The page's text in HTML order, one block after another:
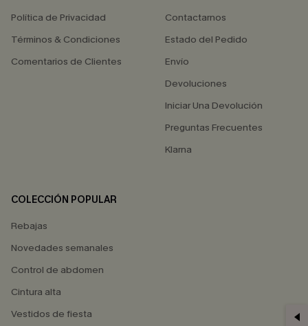
Política de Privacidad
Términos & Condiciones
Comentarios de Clientes
Contactarnos
Estado del Pedido
Envío
Devoluciones
Iniciar Una Devolución
Preguntas Frecuentes
Klarna
COLECCIÓN POPULAR
Rebajas
Novedades semanales
Control de abdomen
Cintura alta
Vestidos de fiesta